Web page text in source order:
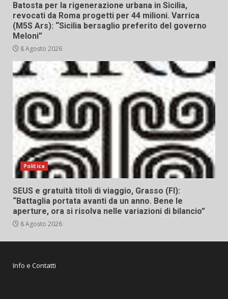
Batosta per la rigenerazione urbana in Sicilia,
revocati da Roma progetti per 44 milioni. Varrica
(M5S Ars): “Sicilia bersaglio preferito del governo
Meloni”
8 Agosto 2026
Politica
SEUS e gratuità titoli di viaggio, Grasso (FI):
“Battaglia portata avanti da un anno. Bene le
aperture, ora si risolva nelle variazioni di bilancio”
8 Agosto 2026
Info e Contatti